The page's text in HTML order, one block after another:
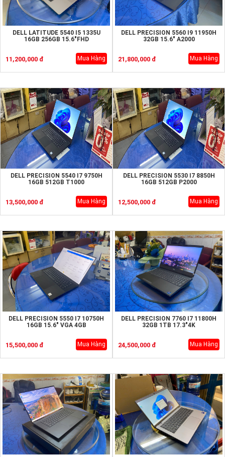
DELL LATITUDE 5540 I5 1335U
16GB 256GB 15.6"FHD
11,200,000 đ Mua Hàng
DELL PRECISION 5560 I9 11950H
32GB 15.6" A2000
21,800,000 đ Mua Hàng
DELL PRECISION 5540 I7 9750H
16GB 512GB T1000
13,500,000 đ Mua Hàng
DELL PRECISION 5530 I7 8850H
16GB 512GB P2000
12,500,000 đ Mua Hàng
DELL PRECISION 5550 I7 10750H
16GB 15.6" VGA 4GB
15,500,000 đ Mua Hàng
DELL PRECISION 7760 I7 11800H
32GB 1TB 17.3"4K
24,500,000 đ Mua Hàng